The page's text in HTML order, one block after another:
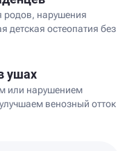
родов, нарушения
детская остеопатия без
ушах
или нарушением
венозный отток